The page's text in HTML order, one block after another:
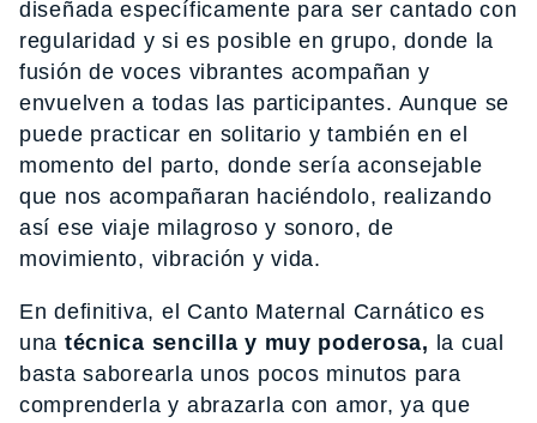
diseñada específicamente para ser cantado con
regularidad y si es posible en grupo, donde la
fusión de voces vibrantes acompañan y
envuelven a todas las participantes. Aunque se
puede practicar en solitario y también en el
momento del parto, donde sería aconsejable
que nos acompañaran haciéndolo, realizando
así ese viaje milagroso y sonoro, de
movimiento, vibración y vida.
En definitiva, el Canto Maternal Carnático es
una técnica sencilla y muy poderosa, la cual
basta saborearla unos pocos minutos para
comprenderla y abrazarla con amor, ya que